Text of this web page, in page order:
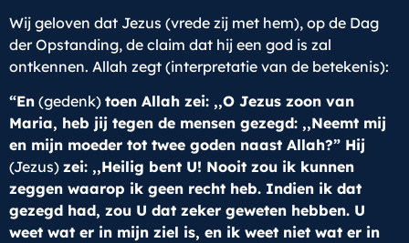
Wij geloven dat Jezus (vrede zij met hem), op de Dag
der Opstanding, de claim dat hij een god is zal
ontkennen. Allah zegt (interpretatie van de betekenis):
“En (gedenk) toen Allah zei: ,,O Jezus zoon van
Maria, heb jij tegen de mensen gezegd: ,,Neemt mij
en mijn moeder tot twee goden naast Allah?” Hij
(Jezus) zei: ,,Heilig bent U! Nooit zou ik kunnen
zeggen waarop ik geen recht heb. Indien ik dat
gezegd had, zou U dat zeker geweten hebben. U
weet wat er in mijn ziel is, en ik weet niet wat er in